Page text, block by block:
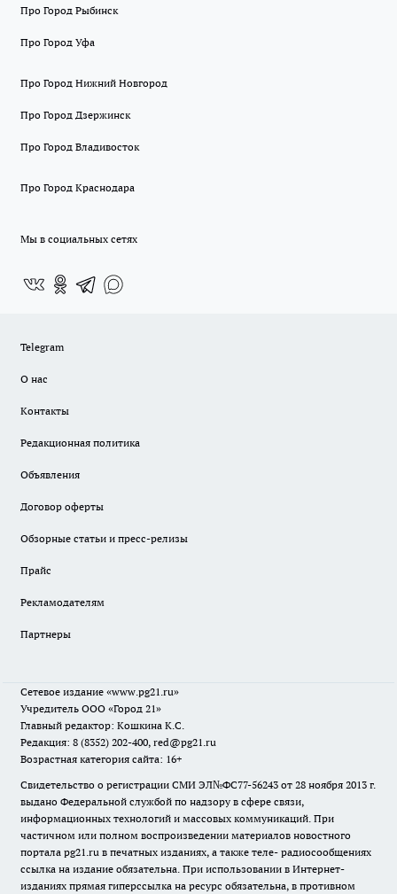
Про Город Рыбинск
Про Город Уфа
Про Город Нижний Новгород
Про Город Дзержинск
Про Город Владивосток
Про Город Краснодара
Мы в социальных сетях
Telegram
О нас
Контакты
Редакционная политика
Объявления
Договор оферты
Обзорные статьи и пресс-релизы
Прайс
Рекламодателям
Партнеры
Сетевое издание «www.pg21.ru»
Учредитель ООО «Город 21»
Главный редактор: Кошкина К.С.
Редакция: 8 (8352) 202-400, red@pg21.ru
Возрастная категория сайта: 16+
Свидетельство о регистрации СМИ ЭЛ№ФС77-56243 от 28 ноября 2013 г.
выдано Федеральной службой по надзору в сфере связи,
информационных технологий и массовых коммуникаций. При
частичном или полном воспроизведении материалов новостного
портала pg21.ru в печатных изданиях, а также теле- радиосообщениях
ссылка на издание обязательна. При использовании в Интернет-
изданиях прямая гиперссылка на ресурс обязательна, в противном